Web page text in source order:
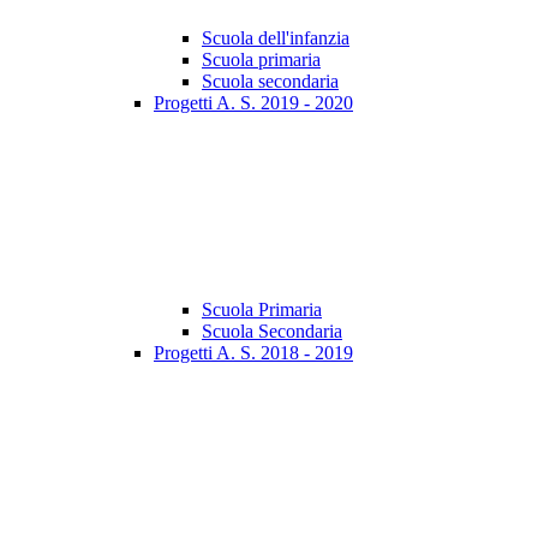
Scuola dell'infanzia
Scuola primaria
Scuola secondaria
Progetti A. S. 2019 - 2020
Scuola Primaria
Scuola Secondaria
Progetti A. S. 2018 - 2019